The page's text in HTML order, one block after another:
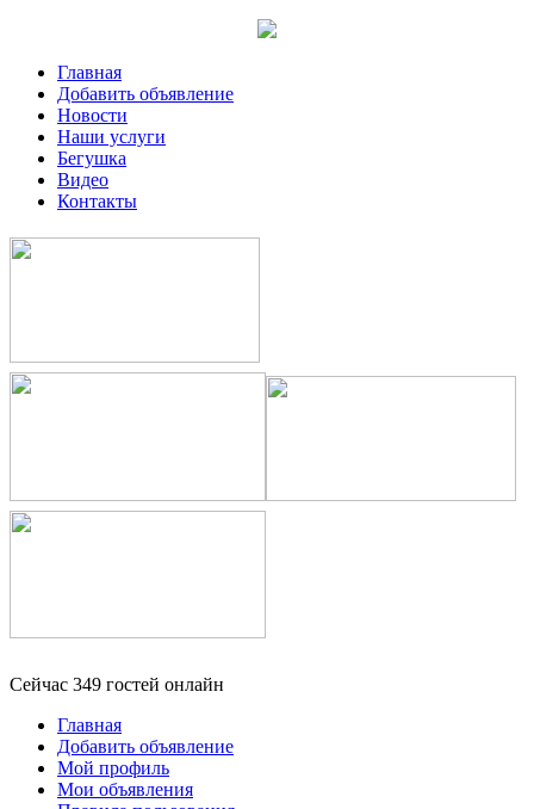
Главная
Добавить объявление
Новости
Наши услуги
Бегушка
Видео
Контакты
Сейчас 349 гостей онлайн
Главная
Добавить объявление
Мой профиль
Мои объявления